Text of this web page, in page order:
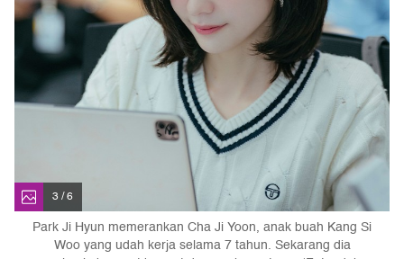
3 / 6
Park Ji Hyun memerankan Cha Ji Yoon, anak buah Kang Si
Woo yang udah kerja selama 7 tahun. Sekarang dia